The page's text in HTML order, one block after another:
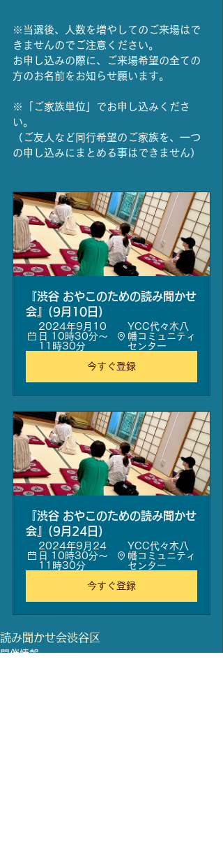
※当選後、人数を増やしてのご来場はで
きませんのでご注意ください。
お申し込みの際に、ご来場希望の全ての
方のお名前をお知らせ願います。
※「ご家族単位」でお申し込みくださ
い。
（ご友人など同行希望のご家族を、一つ
の申し込みにまとめる事はできません）
『渋谷 おやこのための読み聞かせ
会』(9月10日)
2024年9月10
日 10時30分～
11時30分
YCC代々木八
幡コミュニティ
センター
今すぐ登録
『渋谷 おやこのための読み聞かせ
会』(9月24日)
2024年9月24
日 10時30分～
11時30分
YCC代々木八
幡コミュニティ
センター
今すぐ登録
読み聞かせ会渋谷区
開催情報